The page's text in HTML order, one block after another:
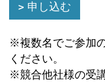
申し込む
※複数名でご参加
ください。
※競合他社様の受